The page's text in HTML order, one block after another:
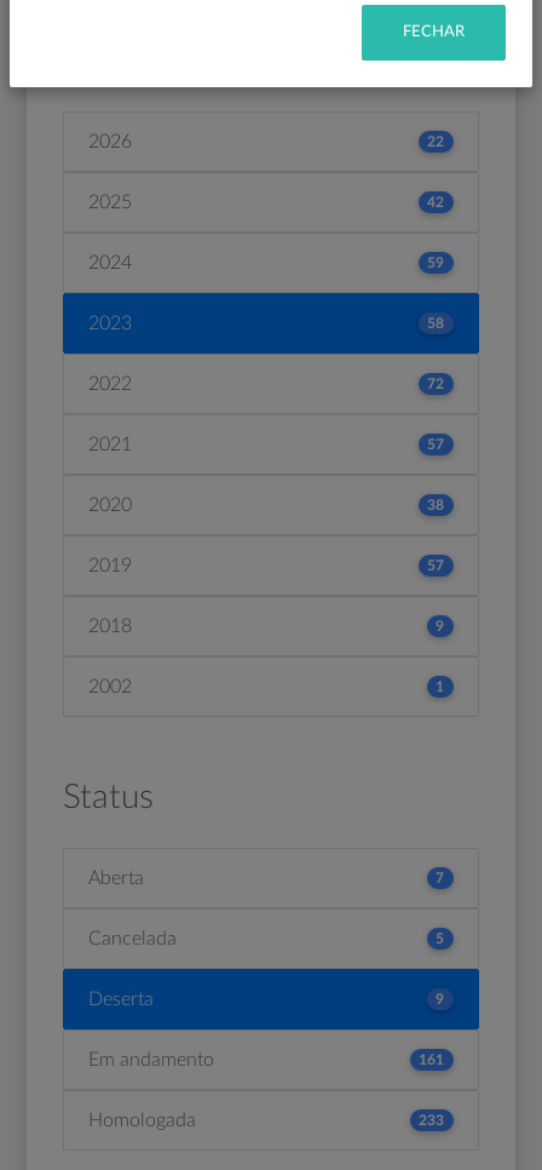
2026 22
2025 42
2024 59
2023 58
2022 72
2021 57
2020 38
2019 57
2018 9
2002 1
Status
Aberta 7
Cancelada 5
Deserta 9
Em andamento 161
Homologada 233
FECHAR